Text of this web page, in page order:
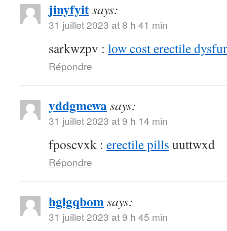
jinyfyitsays:
31 juillet 2023 at 8 h 41 min
sarkwzpv : low cost erectile
Répondre
yddgmewasays:
31 juillet 2023 at 9 h 14 min
fposcvxk : erectile pills uuttwxd
Répondre
hglgqbomsays:
31 juillet 2023 at 9 h 45 min